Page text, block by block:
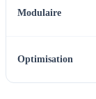
Modulaire
Optimisation